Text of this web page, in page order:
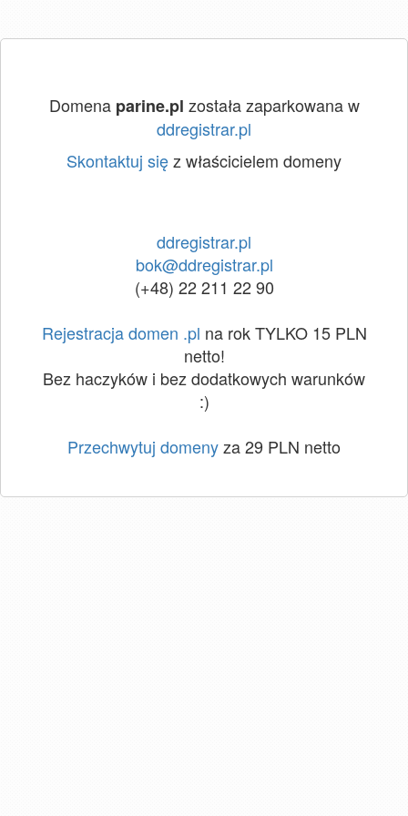
Domena parine.pl została zaparkowana w
ddregistrar.pl
Skontaktuj sięz właścicielem domeny
ddregistrar.pl
bok@ddregistrar.pl
(+48) 22 211 22 90
Rejestracja domen .pl na rok TYLKO 15 PLN
netto!
Bez haczyków i bez dodatkowych warunków
:)
Przechwytuj domenyza 29 PLN netto